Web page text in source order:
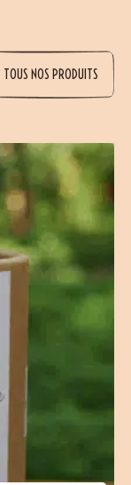
TOUS NOS PRODUITS